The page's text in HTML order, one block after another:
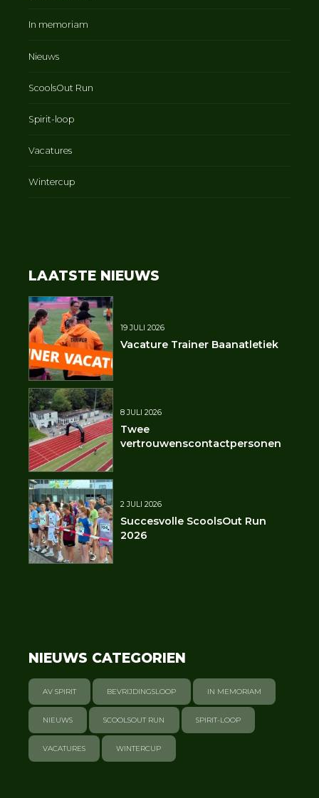
In memoriam
Nieuws
ScoolsOut Run
Spirit-loop
Vacatures
Wintercup
LAATSTE NIEUWS
19 JULI 2026
Vacature Trainer Baanatletiek
8 JULI 2026
Twee
vertrouwenscontactpersonen
2 JULI 2026
Succesvolle ScoolsOut Run
2026
NIEUWS CATEGORIEN
AV SPIRIT BEVRIJDINGSLOOP IN MEMORIAM
NIEUWS SCOOLSOUT RUN SPIRIT-LOOP
VACATURES WINTERCUP